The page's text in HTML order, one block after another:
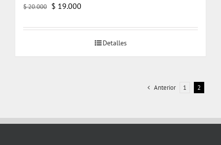
$20.000 El
original
$ 19.000
actual
Detalles
Anterior 1 2